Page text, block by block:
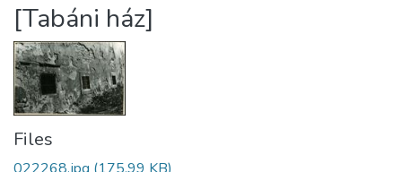
Statistics
About us
[Tabáni ház]
Files